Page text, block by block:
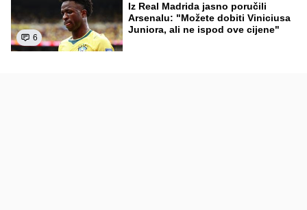
6
Iz Real Madrida jasno poručili
Arsenalu: "Možete dobiti Viniciusa
Juniora, ali ne ispod ove cijene"